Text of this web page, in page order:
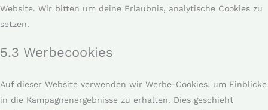
Website. Wir bitten um deine Erlaubnis, analytische Cookies zu
setzen.
5.3 Werbecookies
Auf dieser Website verwenden wir Werbe-Cookies, um Einblicke
in die Kampagnenergebnisse zu erhalten. Dies geschieht